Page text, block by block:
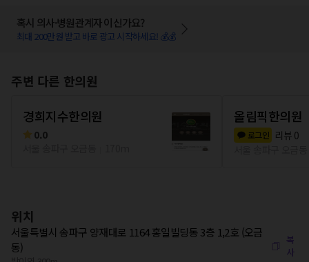
혹시 의사·병원관계자 이신가요?
최대 200만원 받고 바로 광고 시작하세요! 💰💰
주변 다른 한의원
경희지수한의원
0.0
올림픽한의원
로그인 리뷰 0
위치
서울특별시 송파구 양재대로 1164 홍일빌딩동 3층 1,2호 (오금
동)
복
사